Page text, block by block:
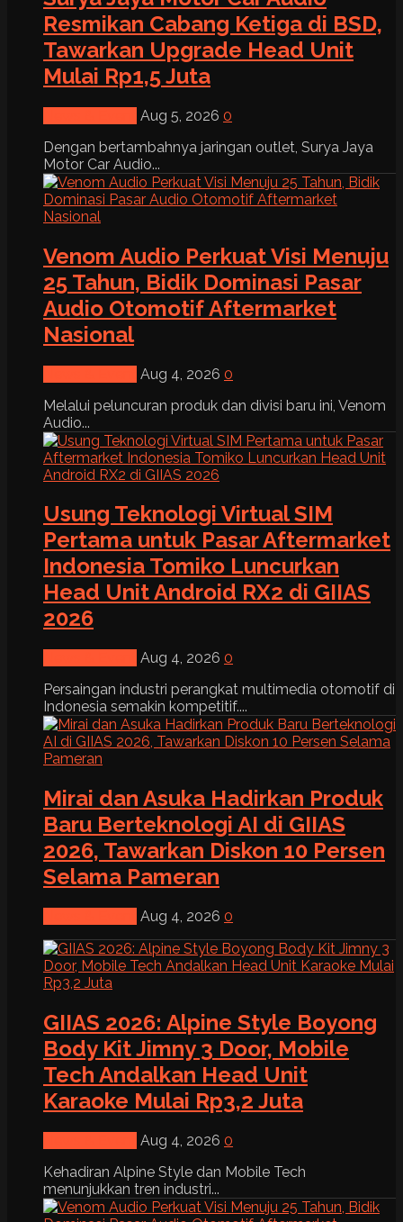
Resmikan Cabang Ketiga di BSD,
Tawarkan Upgrade Head Unit
Mulai Rp1,5 Juta
Aug 5, 2026 0
Dengan bertambahnya jaringan outlet, Surya Jaya
Motor Car Audio...
Venom Audio Perkuat Visi Menuju
25 Tahun, Bidik Dominasi Pasar
Audio Otomotif Aftermarket
Nasional
Aug 4, 2026 0
Melalui peluncuran produk dan divisi baru ini, Venom
Audio...
Usung Teknologi Virtual SIM
Pertama untuk Pasar Aftermarket
Indonesia Tomiko Luncurkan
Head Unit Android RX2 di GIIAS
2026
Aug 4, 2026 0
Persaingan industri perangkat multimedia otomotif di
Indonesia semakin kompetitif....
Mirai dan Asuka Hadirkan Produk
Baru Berteknologi AI di GIIAS
2026, Tawarkan Diskon 10 Persen
Selama Pameran
Aug 4, 2026 0
GIIAS 2026: Alpine Style Boyong
Body Kit Jimny 3 Door, Mobile
Tech Andalkan Head Unit
Karaoke Mulai Rp3,2 Juta
Aug 4, 2026 0
Kehadiran Alpine Style dan Mobile Tech
menunjukkan tren industri...